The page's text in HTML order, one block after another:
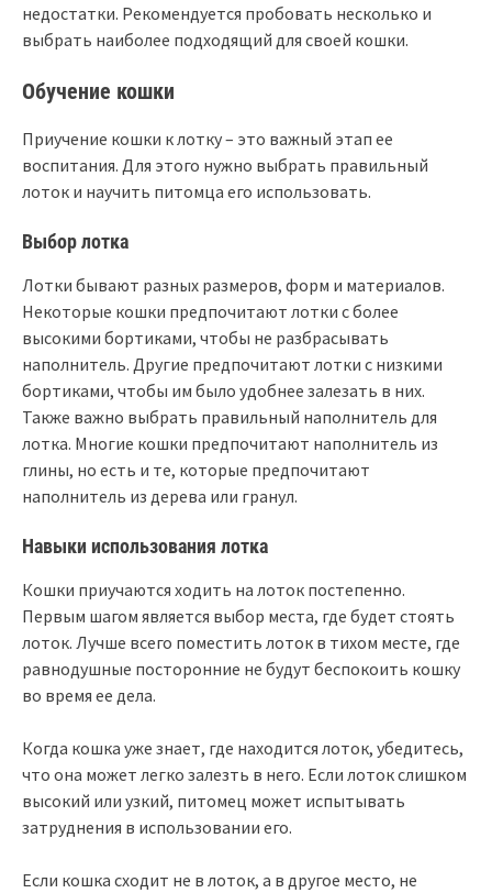
недостатки. Рекомендуется пробовать несколько и
выбрать наиболее подходящий для своей кошки.
Обучение кошки
Приучение кошки к лотку – это важный этап ее
воспитания. Для этого нужно выбрать правильный
лоток и научить питомца его использовать.
Выбор лотка
Лотки бывают разных размеров, форм и материалов.
Некоторые кошки предпочитают лотки с более
высокими бортиками, чтобы не разбрасывать
наполнитель. Другие предпочитают лотки с низкими
бортиками, чтобы им было удобнее залезать в них.
Также важно выбрать правильный наполнитель для
лотка. Многие кошки предпочитают наполнитель из
глины, но есть и те, которые предпочитают
наполнитель из дерева или гранул.
Навыки использования лотка
Кошки приучаются ходить на лоток постепенно.
Первым шагом является выбор места, где будет стоять
лоток. Лучше всего поместить лоток в тихом месте, где
равнодушные посторонние не будут беспокоить кошку
во время ее дела.
Когда кошка уже знает, где находится лоток, убедитесь,
что она может легко залезть в него. Если лоток слишком
высокий или узкий, питомец может испытывать
затруднения в использовании его.
Если кошка сходит не в лоток, а в другое место, не